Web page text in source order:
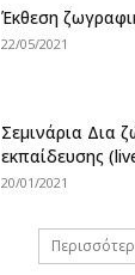
Έκθεση
22/05/2021
Σεμινάρια Δια
εκπαίδευσης
20/01/2021